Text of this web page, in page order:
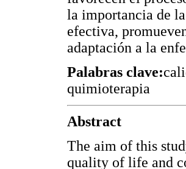
la importancia de
efectiva,
adaptación a la
Palabras clave:
quimioterapia
Abstract
The aim of this
quality of life and